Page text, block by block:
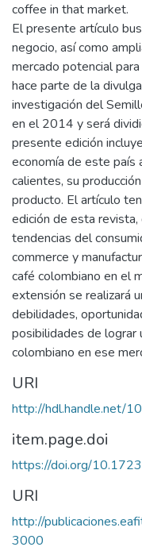
coffee in that market.
El presente artículo
negocio, así como
mercado potencial
hace parte de la
investigación del
en el 2014 y será
presente edición
economía de este país
calientes, su
producto. El artículo
edición de esta
tendencias del
commerce y
café colombiano en el
extensión se realizará
debilidades,
posibilidades de lograr
colombiano en ese
URI
http://hdl.handle.net/
item.page.doi
https://doi.org/
URI
http://
3000